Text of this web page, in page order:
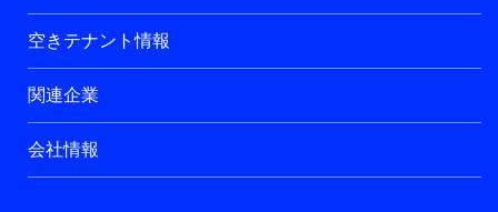
空きテナント情報
関連企業
会社情報